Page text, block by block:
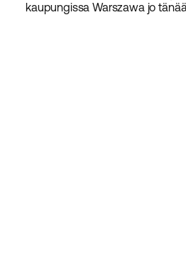
kaupungissa Warszawa jo